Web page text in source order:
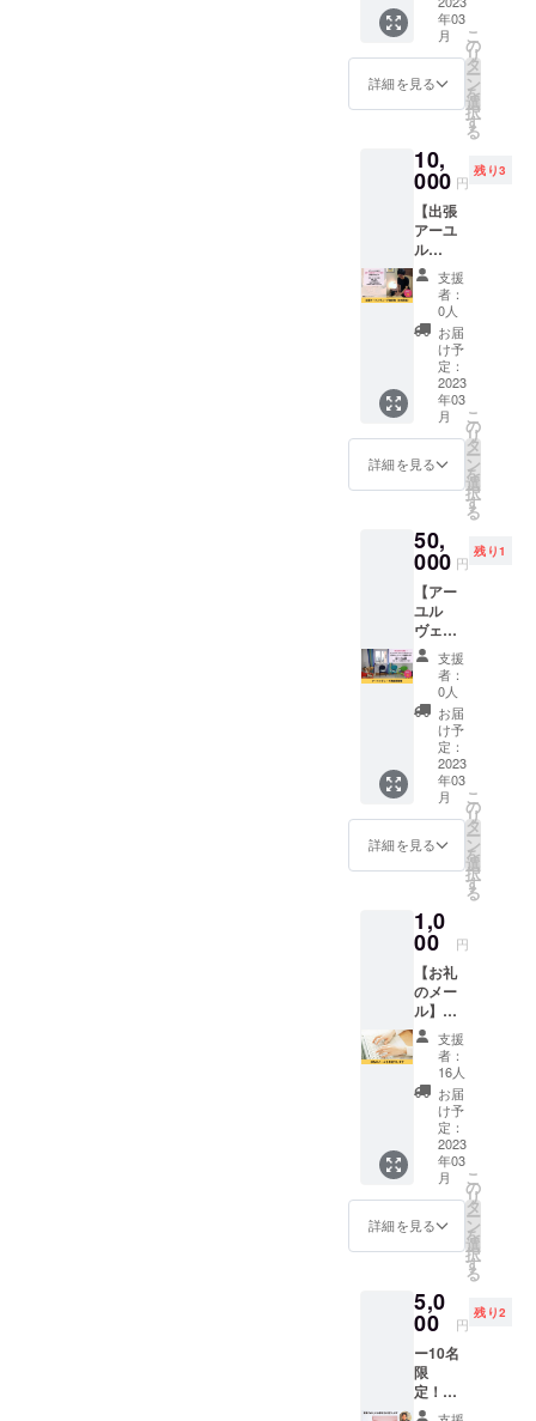
（支援
者さま
と日程
調整、
参加で
動画を
お送り
す） ・
時間：2
時間30
分程度
※詳細は
メール
にてお
打合せ
いたし
ます。
※送料込
みのお
す。
から頭
と顔を
しっか
り整え
ンパの
流れが
良く
なって
顔が
スッキ
リ！肌
艶がよ
くなり
ます。
また、
顔のツ
ボ押し
もする
ので目
の疲れ
にもお
日程：
別途調
間：40
分 ・場
所：商
売農場
（交通
費別途
で出張
も可
能） ※
詳細は
メール
にてお
いたし
ます。
※効果に
差があ
ります
ので予
めご了
承くだ
さい。
※有効期
限は、
2023年
2月～
2024年
1月まで
の1年間
です。
カラダ
り堂
https://
karada-
hp.pera
ichi.co
m/ 商売
農場 〒
547-
0043 大
チンの
オープ
ニング
パー
ティー
っぽい
ティー
に参加
できる
権利で
す。 商
売農場
では密
度が高
くなっ
てしま
うた
め、黒
門市場
にある
「黒門
カル
チャー
にて開
催しま
す。 マ
チコさ
んのス
パイス
カレー
あり！
もなみ
んのス
ムー
ジーあ
り！の
会と
なって
おりま
す。 一
いっぱ
いにな
しょ
う！ ■
詳細 ・
日程：
3/25(土)
夜 ・時
間：2時
間程度
・場
所：黒
門カル
チャー
トリー
・内
カ
レー、
スムー
ジー1
杯、ド
リンク
年03
月
詳細を見る
こ
の
リ
タ
ー
ン
を
選
択
す
る
10,
000 円
残り3
【出張
アーユ
ル
ヴェー
ダ施術
権（女
性限
定）】
マチコ
さんに
よる出
張で全
身のオ
イルケ
ア施術
権で
性限定
のリ
ターン
となり
ます。
横にな
れる場
所とお
湯が使
えると
ころが
あれば
どこで
も施術
OK！
「商売
農場」
方、施
術を受
けてみ
たい方
におす
すめで
す！ ■
詳細 ・
日程：
メール
にて調
整 ・時
間：90
分 ・交
通費別
途 ・宿
泊が必
ご負担
いただ
※詳細は
メール
にてお
支援
者：
0人
お届
け予
定：
2023
年03
月
詳細を見る
こ
の
リ
タ
ー
ン
を
選
択
す
る
50,
000 円
残り1
【アー
ユル
ヴェー
ダ講座
開催
権】 初
心者さ
ん歓
迎！マ
チコさ
んによ
るアー
ユル
ヴェー
ダ講座
を開催
権利で
す。
アーユ
ル
ヴェー
ダにつ
いて知
りたい
こと、
興味あ
ること
につい
て出張
講座し
ます。
名前は
開催権
じっく
り受講
も、講
座開催
として
参加者
さんを
支援
者：
0人
お届
け予
定：
2023
年03
月
詳細を見る
こ
の
リ
タ
ー
ン
を
選
択
す
る
1,0
00 円
【お礼
のメー
ル】
cafe
Relier
monam
inよ
り、心
を込め
たお礼
のメー
ルをお
送りい
たしま
す。 こ
は、プ
ロジェ
クトを
ただた
だ応援
したい
方向け
支援
者：
16人
お届
け予
定：
2023
年03
月
詳細を見る
こ
の
リ
タ
ー
ン
を
選
択
す
る
5,0
00 円
残り2
ー10名
限
定！ー
【お礼